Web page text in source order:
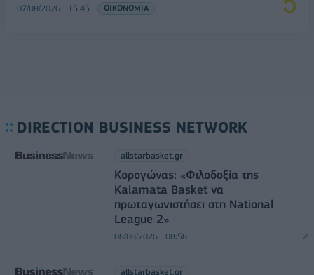
07/08/2026 - 15:45 ΟΙΚΟΝΟΜΙΑ
DIRECTION BUSINESS NETWORK
allstarbasket.gr
Κορογώνας: «Φιλοδοξία της
Kalamata Basket να
πρωταγωνιστήσει στη National
League 2»
08/08/2026 - 08:58
allstarbasket.gr